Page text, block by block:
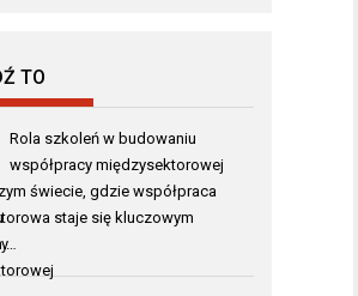
TO
Rola szkoleń w budowaniu
współpracy międzysektorowej
świecie, gdzie współpraca
staje się kluczowym